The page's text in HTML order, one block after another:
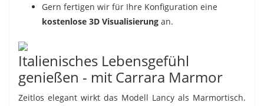
Gern fertigen wir für Ihre Konfiguration eine
kostenlose 3D Visualisierung an.
Italienisches Lebensgefühl
genießen - mit Carrara Marmor
Zeitlos elegant wirkt das Modell Lancy als Marmortisch.